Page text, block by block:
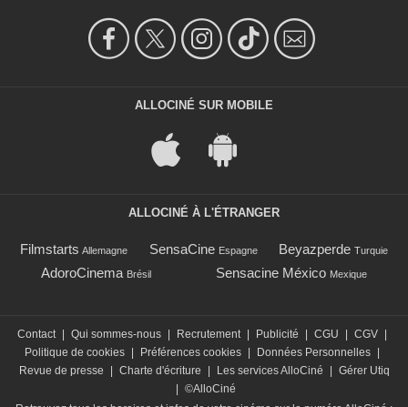
ALLOCINÉ SUR MOBILE
ALLOCINÉ À L'ÉTRANGER
Filmstarts Allemagne SensaCine Espagne Beyazperde Turquie
AdoroCinema Brésil Sensacine México Mexique
Contact | Qui sommes-nous | Recrutement | Publicité | CGU | CGV |
Politique de cookies | Préférences cookies | Données Personnelles |
Revue de presse
| Charte d'écriture | Les services AlloCiné | Gérer Utiq
| ©AlloCiné